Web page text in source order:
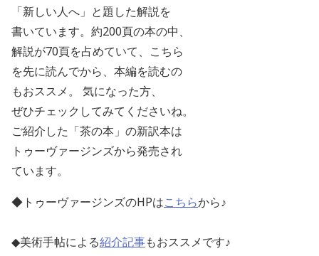
「新しい人へ」と題した解説を
書いています。約200頁の本の中、
解説が70頁を占めていて、こちら
を先に読んでから、本編を読むの
もおススメ。
気になった方、
ぜひチェックしてみてくださいね。
ご紹介した「茶の本」の新訳本は
トゥーヴァージンズから発売され
ています。
◆トゥーヴァージンズのHPはこちらから♪
◆美術手帖による紹介記事もおススメです♪